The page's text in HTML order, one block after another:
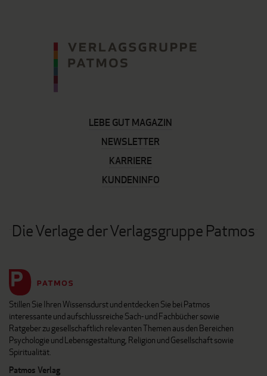
LEBE GUT MAGAZIN
NEWSLETTER
KARRIERE
KUNDENINFO
Die Verlage der Verlagsgruppe Patmos
Stillen Sie Ihren Wissensdurst und entdecken Sie bei Patmos
interessante und aufschlussreiche Sach- und Fachbücher sowie
Ratgeber zu gesellschaftlich relevanten Themen aus den Bereichen
Psychologie und Lebensgestaltung, Religion und Gesellschaft sowie
Spiritualität.
Patmos Verlag